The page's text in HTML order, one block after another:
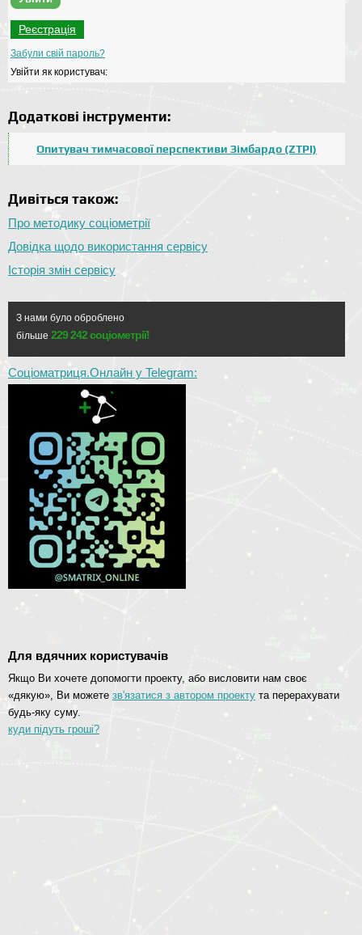
Реєстрація
Забули свій пароль?
Увійти як користувач:
Додаткові інструменти:
Опитувач тимчасової перспективи Зімбардо (ZTPI)
Дивіться також:
Про методику соціометрії
Довідка щодо використання сервісу
Історія змін сервісу
З нами було оброблено
більше 229 242 соціометрії!
Соціоматриця.Онлайн у Telegram:
Для вдячних користувачів
Якщо Ви хочете допомогти проекту, або висловити нам своє
«дякую», Ви можете зв'язатися з автором проекту та перерахувати
будь-яку суму.
куди підуть гроші?